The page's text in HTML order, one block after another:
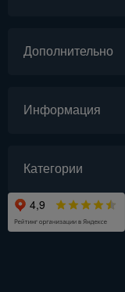
Дополнительно
Информация
Категории